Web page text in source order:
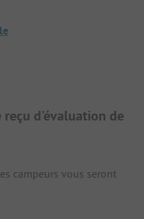
reçu d'évaluation de
campeurs vous seront